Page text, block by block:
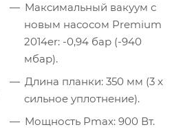
Максимальный вакуум с
новым насосом Premium
2014er: -0,94 бар (-940
мбар).
Длина планки: 350 мм (3 x
сильное уплотнение).
Мощность Pmax: 900 Вт.